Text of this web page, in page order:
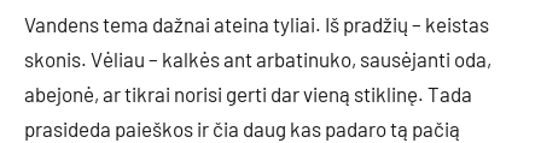
Vandens tema dažnai ateina tyliai. Iš pradžių – keistas
skonis. Vėliau – kalkės ant arbatinuko, sausėjanti oda,
abejonė, ar tikrai norisi gerti dar vieną stiklinę. Tada
prasideda paieškos ir čia daug kas padaro tą pačią